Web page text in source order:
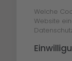
Welche
Website